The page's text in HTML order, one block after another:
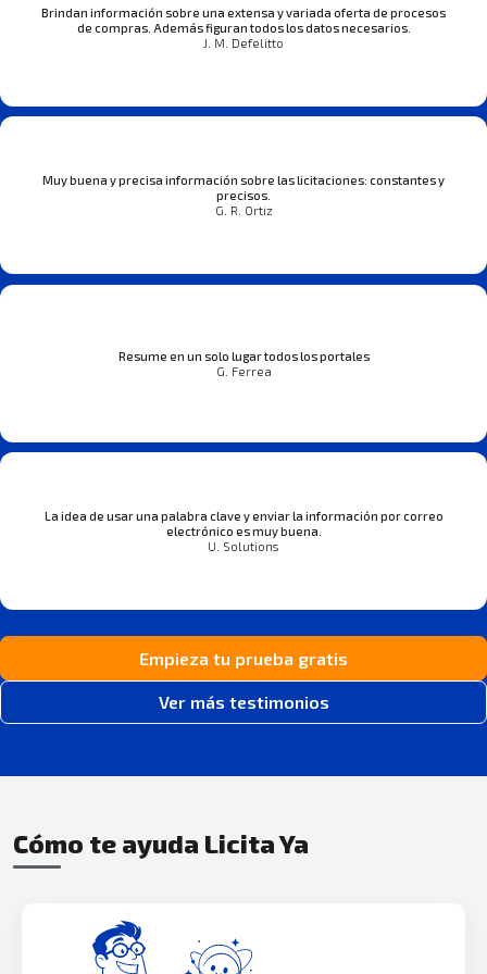
Brindan información sobre una extensa y variada oferta de procesos
de compras. Además figuran todos los datos necesarios.
J. M. Defelitto
Muy buena y precisa información sobre las licitaciones: constantes y
precisos.
G. R. Ortiz
Resume en un solo lugar todos los portales
G. Ferrea
La idea de usar una palabra clave y enviar la información por correo
electrónico es muy buena.
U. Solutions
Empieza tu prueba gratis
Ver más testimonios
Cómo te ayuda Licita Ya